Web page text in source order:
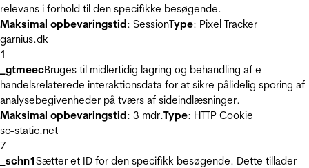
relevans i forhold til den specifikke besøgende.
Maksimal opbevaringstid: SessionType: Pixel Tracker
garnius.dk
1
_gtmeecBruges til midlertidig lagring og behandling af e-
handelsrelaterede interaktionsdata for at sikre pålidelig sporing af
analysebegivenheder på tværs af sideindlæsninger.
Maksimal opbevaringstid: 3 mdr.Type: HTTP Cookie
sc-static.net
7
_schn1Sætter et ID for den specifikk besøgende. Dette tillader